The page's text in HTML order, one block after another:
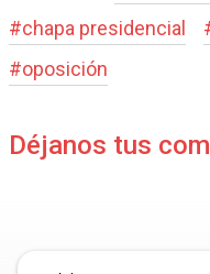
#chapa presidencial
#oposición
Déjanos tus